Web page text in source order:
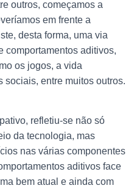
outros, começamos a
em frente a
desta forma, uma via
comportamentos aditivos,
os jogos, a vida
sociais, entre muitos outros.
refletiu-se não só
da tecnologia, mas
nas várias componentes
aditivos face
bem atual e ainda com